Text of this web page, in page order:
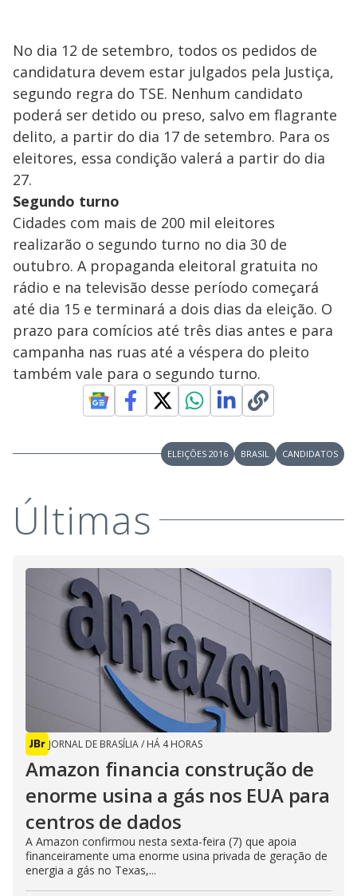
No dia 12 de setembro, todos os pedidos de
candidatura devem estar julgados pela Justiça,
segundo regra do TSE. Nenhum candidato
poderá ser detido ou preso, salvo em flagrante
delito, a partir do dia 17 de setembro. Para os
eleitores, essa condição valerá a partir do dia
27.
Segundo turno
Cidades com mais de 200 mil eleitores
realizarão o segundo turno no dia 30 de
outubro. A propaganda eleitoral gratuita no
rádio e na televisão desse período começará
até dia 15 e terminará a dois dias da eleição. O
prazo para comícios até três dias antes e para
campanha nas ruas até a véspera do pleito
também vale para o segundo turno.
ELEIÇÕES 2016 BRASIL CANDIDATOS
Últimas
JORNAL DE BRASÍLIA/ HÁ 4 HORAS
Amazon financia construção de
enorme usina a gás nos EUA para
centros de dados
A Amazon confirmou nesta sexta-feira (7) que apoia
financeiramente uma enorme usina privada de geração de
energia a gás no Texas,...